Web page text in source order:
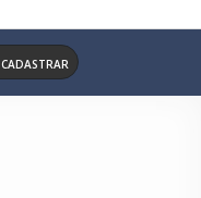
CADASTRAR